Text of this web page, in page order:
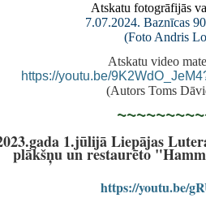
Atskatu fotogrāfijās
7.07.2024. Baznīcas
(Foto Andris
Atskatu video
https://youtu.be/
(Autors Toms
1.jūlijā Liepājas
plākšņu un restaurēto
https://youtu.be/